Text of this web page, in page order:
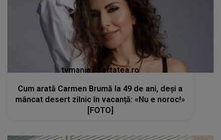
tvmania.libertatea.ro
Cum arată Carmen Brumă la 49 de ani, deși a
mâncat desert zilnic în vacanță: «Nu e noroc!»
[FOTO]